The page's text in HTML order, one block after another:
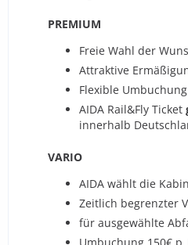
PREMIUM
Freie Wahl der
Attraktive
Flexible Umbuchung
AIDA Rail&Fly Ticket
innerhalb
VARIO
AIDA wählt die
Zeitlich begrenzter
für ausgewählte